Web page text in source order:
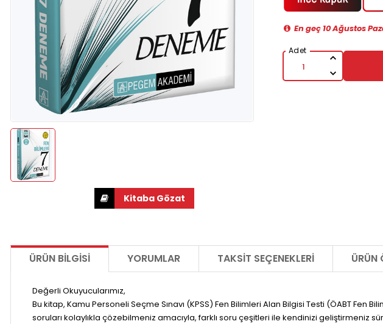
En geç 10 Ağustos
ÜRÜN BILGISI YORUMLAR TAKSIT SEÇENEKLERI ÜRÜN
Değerli Okuyucularımız,
Bu kitap, Kamu Personeli Seçme Sınavı (KPSS) Fen Bilimleri Alan Bilgisi Testi (ÖABT
soruları kolaylıkla çözebilmeniz amacıyla, farklı soru çeşitleri ile kendinizi geliştirmeniz